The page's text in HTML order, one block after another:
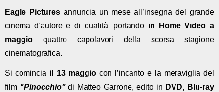
Eagle Pictures annuncia un mese all’insegna del grande
cinema d’autore e di qualità, portando in Home Video a
maggio quattro capolavori della scorsa stagione
cinematografica.
Si comincia il 13 maggio con l’incanto e la meraviglia del
film "Pinocchio" di Matteo Garrone, edito in DVD, Blu-ray